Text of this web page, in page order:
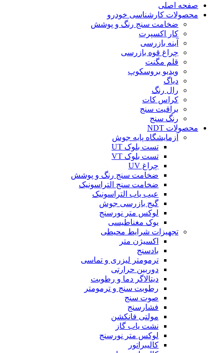
صفحه اصلی
محصولات کارشناسی خودرو
ضخامت سنج رنگ و پوشش
کار اکسپرت
آینه بازرسی
چراغ قوه بازرسی
قلم مگنت
ویدیو بروسکوپ
دیاگ
رال رنگ
کراس کات
براقیت سنج
رنگ سنج
محصولات NDT
آزمایشگاه پایه جوش
تست بلوک UT
تست بلوک VT
چراغ UV
ضخامت سنج رنگ و پوشش
ضخامت سنج التراسونیک
عیب یاب التراسونیک
گیج بازرسی جوش
لوکس متر نورسنج
یوک مغناطیسی
تجهیزات شرایط محیطی
اکسیژن متر
بادسنج
ترمومتر لیزری و تماسی
دوربین حرارتی
دیتالاگر دما و رطوبت
رطوبت سنج و ترمومتر
صوت سنج
فشارسنج
مولتی فانکشن
نشت یاب گاز
لوکس متر نورسنج
کالیبراتور